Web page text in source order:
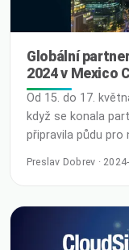
Globální
2024 v Mexico
Od 15. do 17.
když se konala
připravila půdu pro
světě cloud
prozkoumali
Preslav Dobrev ·